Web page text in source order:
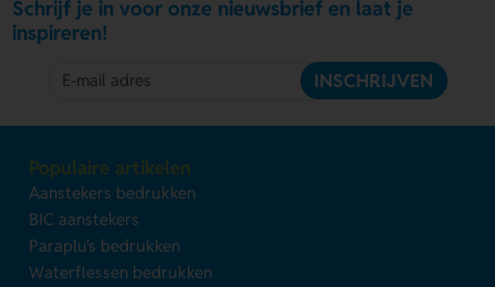
Schrijf je in voor onze nieuwsbrief en laat je
inspireren!
INSCHRIJVEN
Populaire artikelen
Aanstekers bedrukken
BIC aanstekers
Paraplu's bedrukken
Waterflessen bedrukken